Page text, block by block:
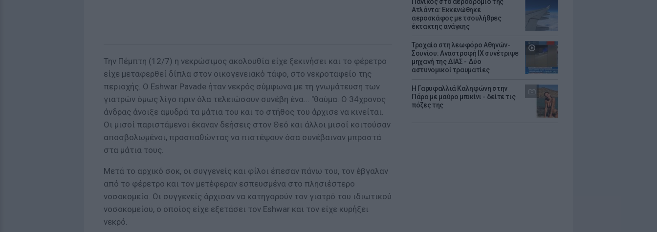
Ατλάντα: Εκκενώθηκε
αεροσκάφος με τσουλήθρες
έκτακτης ανάγκης
Τροχαίο στη λεωφόρο Αθηνών-
Σουνίου: Αναστροφή ΙΧ συνέτριψε
μηχανή της ΔΙΑΣ - Δύο
αστυνομικοί τραυματίες
Η Γαρυφαλλιά Καληφώνη στην
Πάρο με μαύρο μπικίνι - δείτε τις
πόζες της
Την Πέμπτη (12/7) η νεκρώσιμος ακολουθία είχε ξεκινήσει και το φέρετρο
είχε μεταφερθεί δίπλα στον οικογενειακό τάφο, στο νεκροταφείο της
περιοχής. Ο Eshwar Pavade ήταν νεκρός σύμφωνα με τη γνωμάτευση των
γιατρών όμως λίγο πριν όλα τελειώσουν συνέβη ένα... "θαύμα. Ο 34χρονος
άνδρας άνοιξε αμυδρά τα μάτια του και το στήθος του άρχισε να κινείται.
Οι μισοί παριστάμενοι έκαναν δεήσεις στον Θεό και άλλοι μισοί κοιτούσαν
αποσβολωμένοι, προσπαθώντας να πιστέψουν όσα συνέβαιναν μπροστά
στα μάτια τους.
Μετά το αρχικό σοκ, οι συγγενείς και φίλοι έπεσαν πάνω του, τον έβγαλαν
από το φέρετρο και τον μετέφεραν εσπευσμένα στο πλησιέστερο
νοσοκομείο. Οι συγγενείς άρχισαν να κατηγορούν τον γιατρό του ιδιωτικού
νοσοκομείου, ο οποίος είχε εξετάσει τον Eshwar και τον είχε κυρήξει
νεκρό.